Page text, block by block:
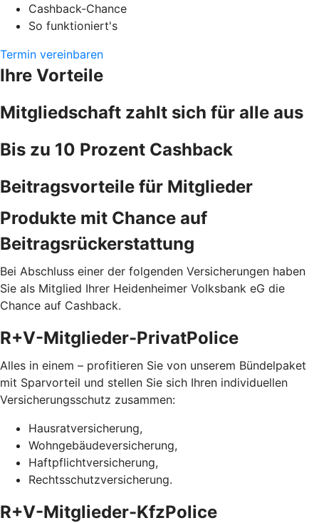
Cashback-Chance
So funktioniert's
Termin vereinbaren
Ihre Vorteile
Mitgliedschaft zahlt sich für alle aus
Bis zu 10 Prozent Cashback
Beitragsvorteile für Mitglieder
Produkte mit Chance auf
Beitragsrückerstattung
Bei Abschluss einer der folgenden Versicherungen haben
Sie als Mitglied Ihrer Heidenheimer Volksbank eG die
Chance auf Cashback.
R+V-Mitglieder-PrivatPolice
Alles in einem – profitieren Sie von unserem Bündelpaket
mit Sparvorteil und stellen Sie sich Ihren individuellen
Versicherungsschutz zusammen:
Hausratversicherung,
Wohngebäudeversicherung,
Haftpflichtversicherung,
Rechtsschutzversicherung.
R+V-Mitglieder-KfzPolice